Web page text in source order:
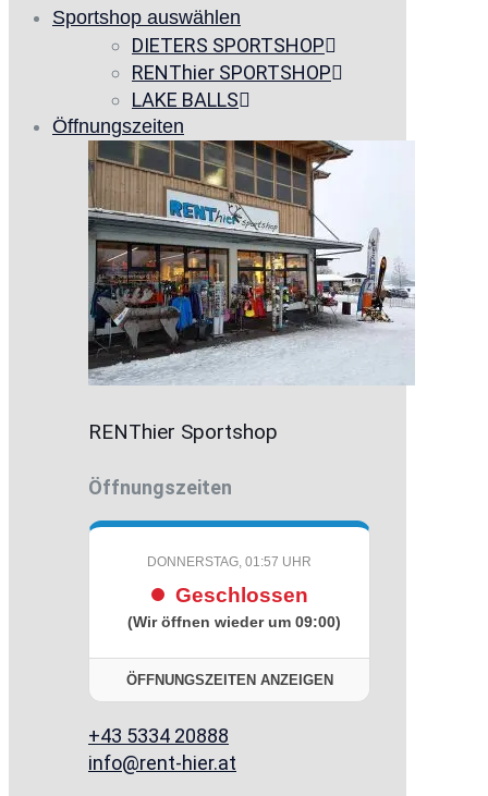
Sportshop auswählen
DIETERS SPORTSHOP
RENThier SPORTSHOP
LAKE BALLS
Öffnungszeiten
RENThier Sportshop
Öffnungszeiten
DONNERSTAG, 01:57 UHR
Geschlossen
(Wir öffnen wieder um 09:00)
ÖFFNUNGSZEITEN ANZEIGEN
+43 5334 20888
info@rent-hier.at